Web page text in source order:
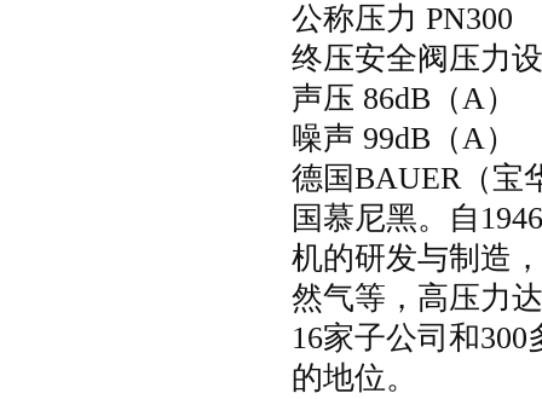
公称压力 PN300
终压安全阀压力
声压 86dB （A）
噪声 99dB （A）
德国BAUER（宝
国慕尼黑。自 1946
机的研发与制造，
然气等，高压力达
16家子公司和300
的地位。